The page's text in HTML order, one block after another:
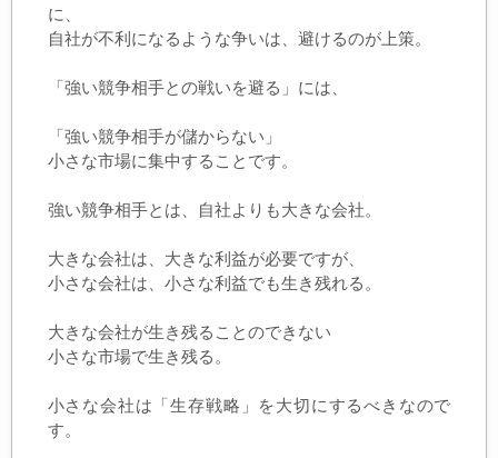
に、
自社が不利になるような争いは、避けるのが上策。
「強い競争相手との戦いを避る」には、
「強い競争相手が儲からない」
小さな市場に集中することです。
強い競争相手とは、自社よりも大きな会社。
大きな会社は、大きな利益が必要ですが、
小さな会社は、小さな利益でも生き残れる。
大きな会社が生き残ることのできない
小さな市場で生き残る。
小さな会社は「生存戦略」を大切にするべきなので
す。